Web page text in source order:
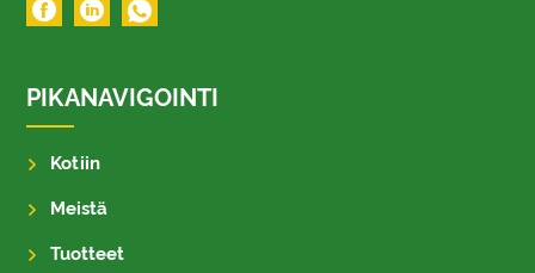
PIKANAVIGOINTI
Kotiin
Meistä
Tuotteet